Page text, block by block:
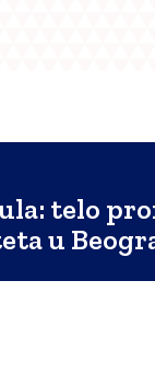
telo
u